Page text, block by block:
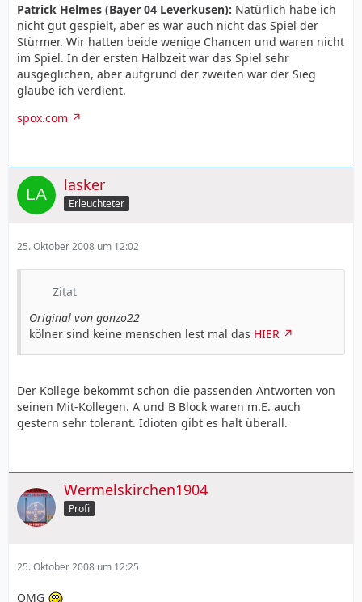
Patrick Helmes (Bayer 04 Leverkusen): Natürlich habe ich
nicht gut gespielt, aber es war auch nicht das Spiel der
Stürmer. Wir hatten beide wenige Chancen und waren nicht
im Spiel. In der ersten Halbzeit war das Spiel sehr
ausgeglichen, aber aufgrund der zweiten war der Sieg
glaube ich verdient.
spox.com
lasker
Erleuchteter
25. Oktober 2008 um 12:02
Zitat
Original von gonzo22
kölner sind keine menschen lest mal das HIER
Der Kollege bekommt schon die passenden Antworten von
seinen Mit-Kollegen. A und B Block waren m.E. auch
gestern sehr tolerant. Idioten gibt es halt überall.
Wermelskirchen1904
Profi
25. Oktober 2008 um 12:25
OMG